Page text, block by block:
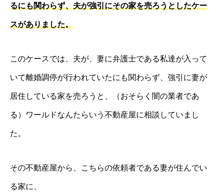
るにも関わらず、夫が強引にその家を売ろうとしたケー
スがありました。
このケースでは、夫が、妻に弁護士である私達が入って
いて離婚調停が行われていたにも関わらず、強引に妻が
居住している家を売ろうと、（おそらく闇の業者であ
る）ワールドなんたらいう不動産屋に相談していまし
た。
その不動産屋から、こちらの依頼者である妻が住んでい
る家に、